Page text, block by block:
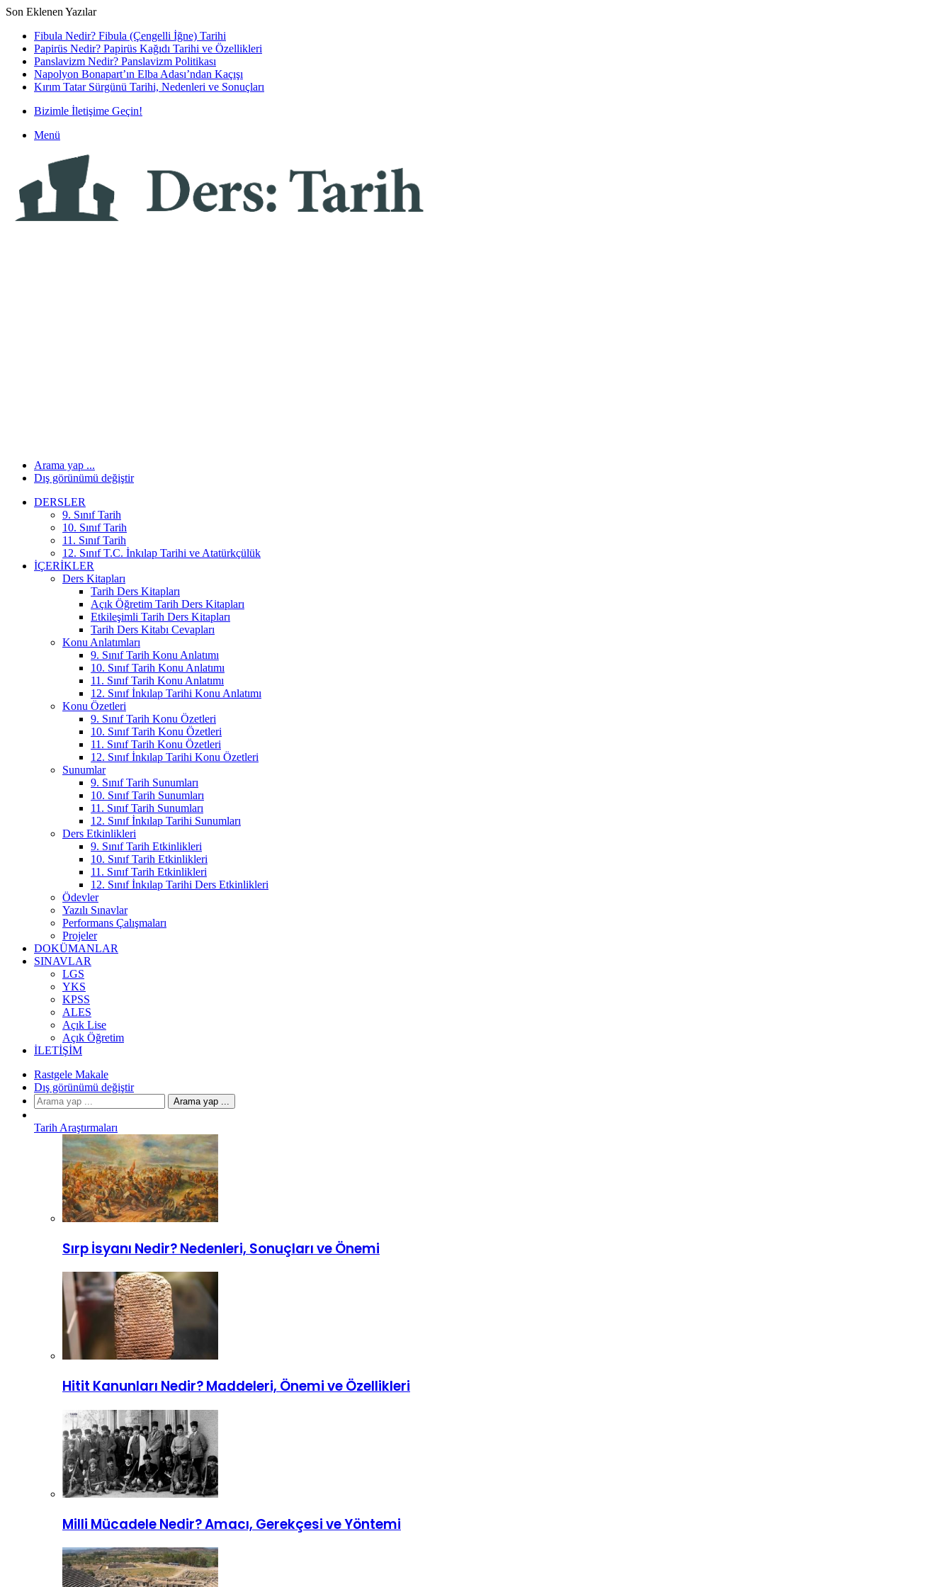
Son Eklenen Yazılar
Fibula Nedir? Fibula (Çengelli İğne) Tarihi
Papirüs Nedir? Papirüs Kağıdı Tarihi ve Özellikleri
Panslavizm Nedir? Panslavizm Politikası
Napolyon Bonapart’ın Elba Adası’ndan Kaçışı
Kırım Tatar Sürgünü Tarihi, Nedenleri ve Sonuçları
Bizimle İletişime Geçin!
Menü
Arama yap ...
Dış görünümü değiştir
DERSLER
9. Sınıf Tarih
10. Sınıf Tarih
11. Sınıf Tarih
12. Sınıf T.C. İnkılap Tarihi ve Atatürkçülük
İÇERIKLER
Ders Kitapları
Tarih Ders Kitapları
Açık Öğretim Tarih Ders Kitapları
Etkileşimli Tarih Ders Kitapları
Tarih Ders Kitabı Cevapları
Konu Anlatımları
9. Sınıf Tarih Konu Anlatımı
10. Sınıf Tarih Konu Anlatımı
11. Sınıf Tarih Konu Anlatımı
12. Sınıf İnkılap Tarihi Konu Anlatımı
Konu Özetleri
9. Sınıf Tarih Konu Özetleri
10. Sınıf Tarih Konu Özetleri
11. Sınıf Tarih Konu Özetleri
12. Sınıf İnkılap Tarihi Konu Özetleri
Sunumlar
9. Sınıf Tarih Sunumları
10. Sınıf Tarih Sunumları
11. Sınıf Tarih Sunumları
12. Sınıf İnkılap Tarihi Sunumları
Ders Etkinlikleri
9. Sınıf Tarih Etkinlikleri
10. Sınıf Tarih Etkinlikleri
11. Sınıf Tarih Etkinlikleri
12. Sınıf İnkılap Tarihi Ders Etkinlikleri
Ödevler
Yazılı Sınavlar
Performans Çalışmaları
Projeler
DOKÜMANLAR
SINAVLAR
LGS
YKS
KPSS
ALES
Açık Lise
Açık Öğretim
İLETIŞIM
Rastgele Makale
Dış görünümü değiştir
Arama yap ...
Tarih Araştırmaları
Sırp İsyanı Nedir? Nedenleri, Sonuçları ve Önemi
Hitit Kanunları Nedir? Maddeleri, Önemi ve Özellikleri
Milli Mücadele Nedir? Amacı, Gerekçesi ve Yöntemi